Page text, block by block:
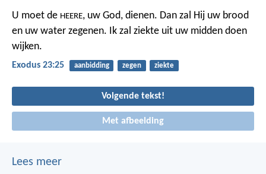
U moet de HEERE, uw God, dienen. Dan zal Hij uw brood
en uw water zegenen. Ik zal ziekte uit uw midden doen
wijken.
Exodus 23:25 aanbidding zegen ziekte
Volgende tekst!
Met afbeelding
Lees meer